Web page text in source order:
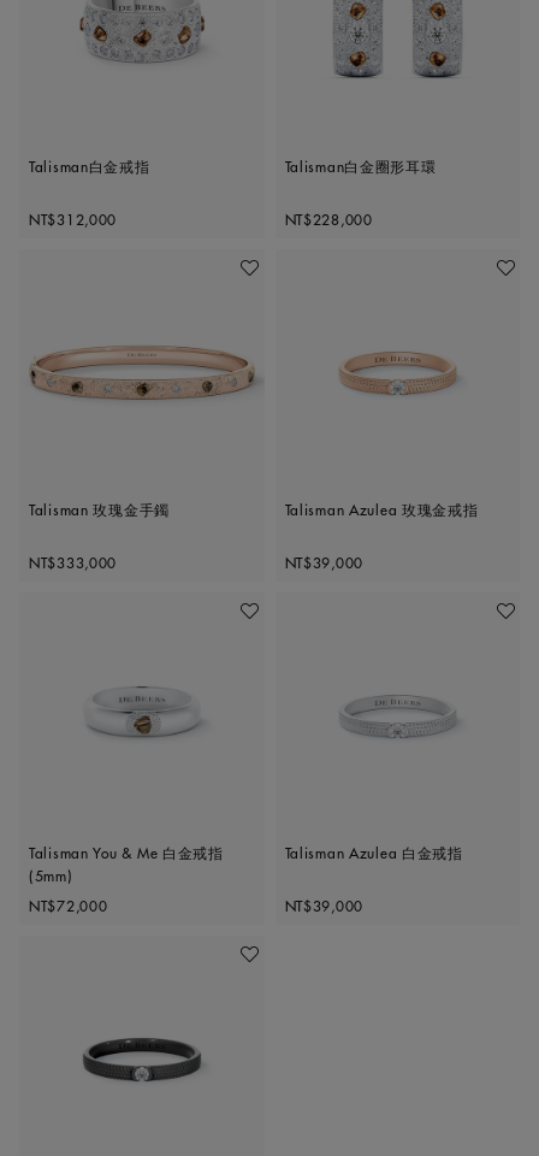
Talisman白金戒指
Original price
NT$312,000
Talisman白金圈形耳環
Original price
NT$228,000
加入喜愛清單
Talisman 玫瑰金手鐲
Original price
NT$333,000
加入喜
Talisman Azulea 玫瑰金戒指
Original price
NT$39,000
加入喜愛清單
Talisman You & Me 白金戒指
(5mm)
Original price
NT$72,000
加入喜
Talisman Azulea 白金戒指
Original price
NT$39,000
加入喜愛清單